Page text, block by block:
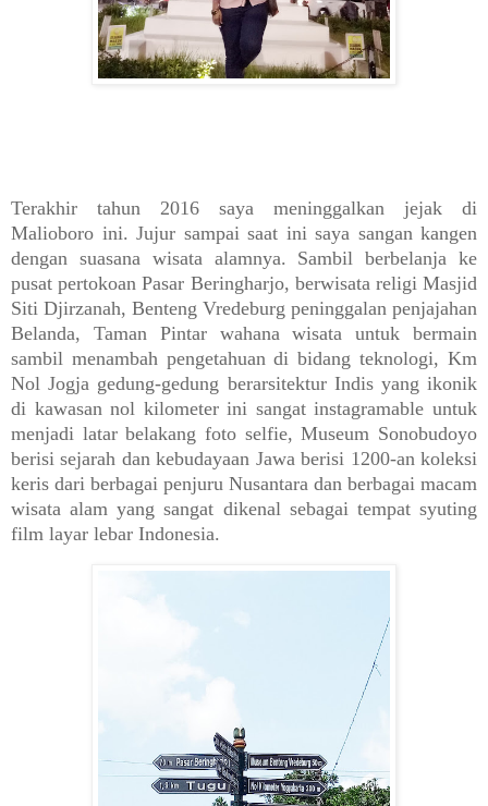
Terakhir tahun 2016 saya meninggalkan jejak di
Malioboro ini. Jujur sampai saat ini saya sangan kangen
dengan suasana wisata alamnya. Sambil berbelanja ke
pusat pertokoan Pasar Beringharjo, berwisata religi Masjid
Siti Djirzanah, Benteng Vredeburg peninggalan penjajahan
Belanda, Taman Pintar wahana wisata untuk bermain
sambil menambah pengetahuan di bidang teknologi, Km
Nol Jogja gedung-gedung berarsitektur Indis yang ikonik
di kawasan nol kilometer ini sangat instagramable untuk
menjadi latar belakang foto selfie, Museum Sonobudoyo
berisi sejarah dan kebudayaan Jawa berisi 1200-an koleksi
keris dari berbagai penjuru Nusantara dan berbagai macam
wisata alam yang sangat dikenal sebagai tempat syuting
film layar lebar Indonesia.